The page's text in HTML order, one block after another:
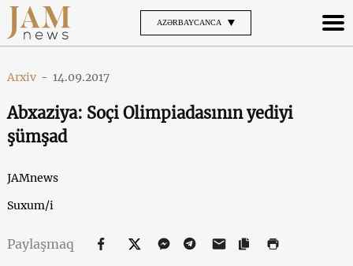
AZƏRBAYCANCA
Arxiv - 14.09.2017
Abxaziya: Soçi Olimpiadasının yediyi
şümşad
JAMnews
Suxum/i
Paylaşmaq